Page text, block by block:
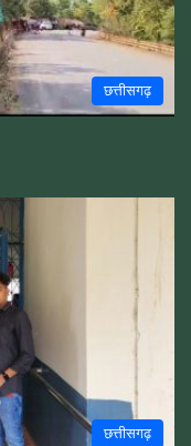
छत्तीसगढ़
छत्तीसगढ़